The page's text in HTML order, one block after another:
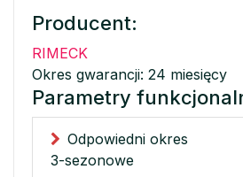
Producent:
RIMECK
Okres gwarancji: 24 miesięcy
Parametry
Odpowiedni okres
3-sezonowe